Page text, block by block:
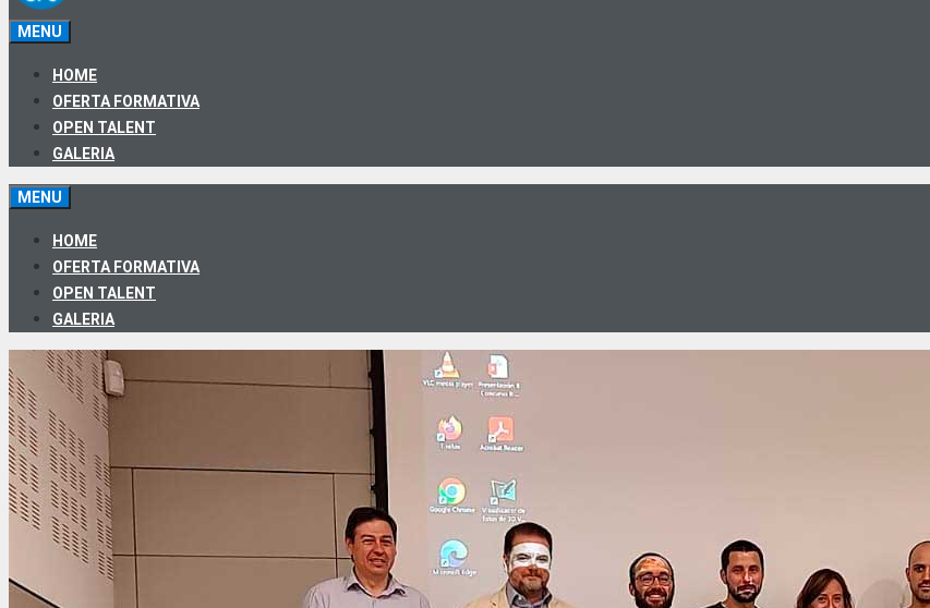
MENU
HOME
OFERTA FORMATIVA
OPEN TALENT
GALERIA
MENU
HOME
OFERTA FORMATIVA
OPEN TALENT
GALERIA